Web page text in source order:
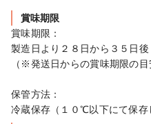
賞味期限
賞味期限：
製造日より２８日から３５日後
（※発送日からの賞味期限の
保管方法：
冷蔵保存（１０℃以下にて保存